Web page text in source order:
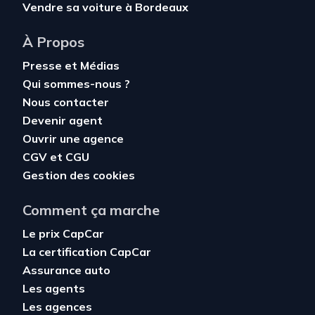
Vendre sa voiture à Bordeaux
À Propos
Presse et Médias
Qui sommes-nous ?
Nous contacter
Devenir agent
Ouvrir une agence
CGV et CGU
Gestion des cookies
Comment ça marche
Le prix CapCar
La certification CapCar
Assurance auto
Les agents
Les agences